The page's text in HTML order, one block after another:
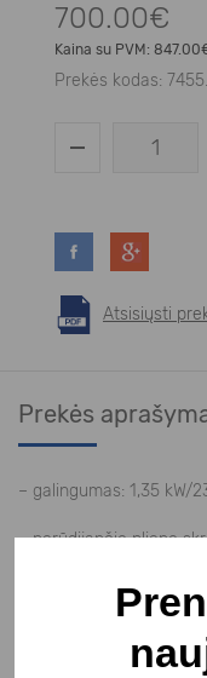
700.00€
Kaina su PVM:
Prekės kodas:
Atsisiųsti
Prekės
– galingumas: 1,35 kW/
– nerūdijančio plieno
– korpusas iš dažyto